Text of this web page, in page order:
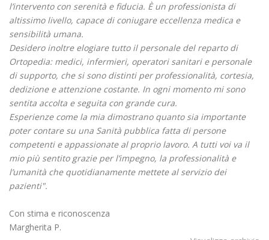
l’intervento con serenità e fiducia. È un professionista di
altissimo livello, capace di coniugare eccellenza medica e
sensibilità umana.
Desidero inoltre elogiare tutto il personale del reparto di
Ortopedia: medici, infermieri, operatori sanitari e personale
di supporto, che si sono distinti per professionalità, cortesia,
dedizione e attenzione costante. In ogni momento mi sono
sentita accolta e seguita con grande cura.
Esperienze come la mia dimostrano quanto sia importante
poter contare su una Sanità pubblica fatta di persone
competenti e appassionate al proprio lavoro. A tutti voi va il
mio più sentito grazie per l’impegno, la professionalità e
l’umanità che quotidianamente mettete al servizio dei
pazienti".
Con stima e riconoscenza
Margherita P.